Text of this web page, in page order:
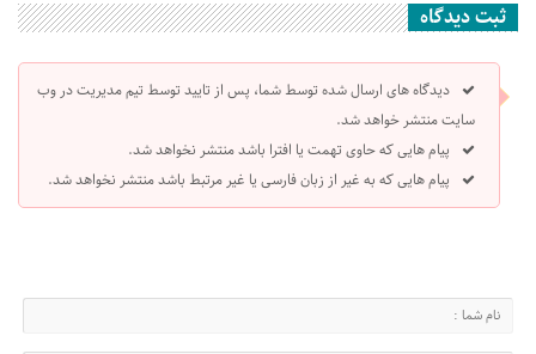
ثبت دیدگاه
دیدگاه های ارسال شده توسط شما، پس از تایید توسط تیم مدیریت در وب
سایت منتشر خواهد شد.
پیام هایی که حاوی تهمت یا افترا باشد منتشر نخواهد شد.
پیام هایی که به غیر از زبان فارسی یا غیر مرتبط باشد منتشر نخواهد شد.